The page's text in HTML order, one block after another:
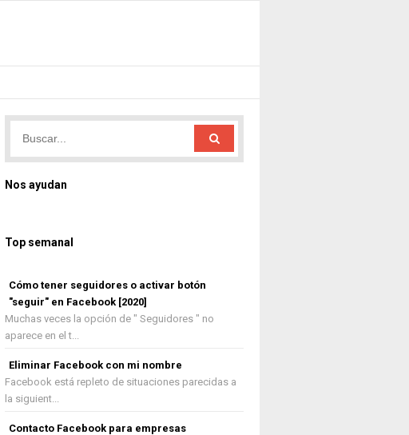
Nos ayudan
Top semanal
Cómo tener seguidores o activar botón
"seguir" en Facebook [2020]
Muchas veces la opción de " Seguidores " no
aparece en el t...
Eliminar Facebook con mi nombre
Facebook está repleto de situaciones parecidas a
la siguient...
Contacto Facebook para empresas